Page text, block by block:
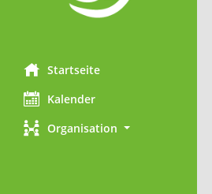
Startseite
Kalender
Organisation